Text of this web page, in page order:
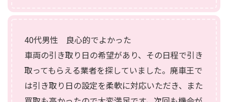
40代男性 良心的でよかった
車両の引き取り日の希望があり、その日程で引き
取ってもらえる業者を探していました。廃車王で
は引き取り日の設定を柔軟に対応いただき、また